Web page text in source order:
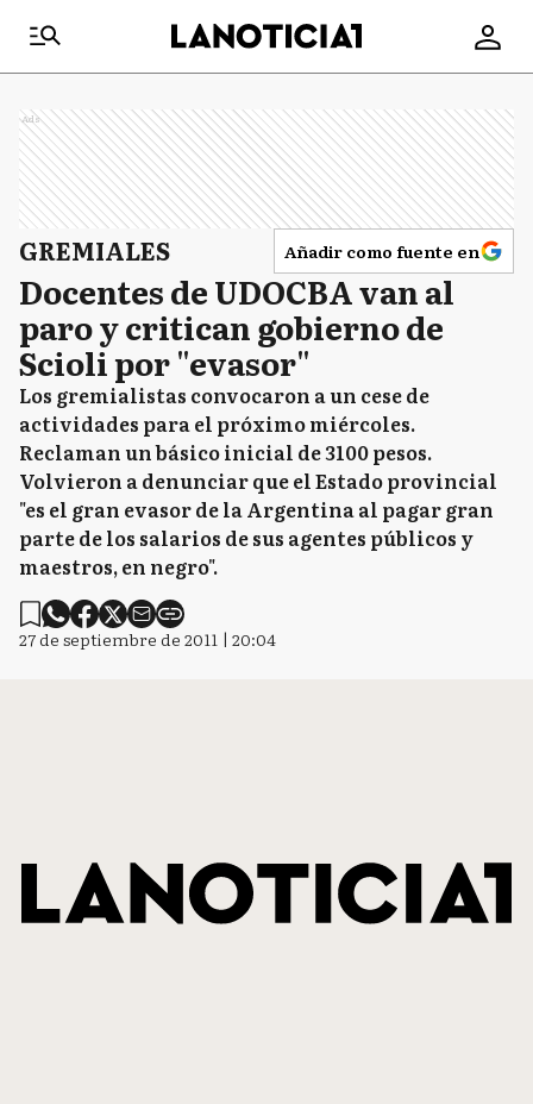
Ads
GREMIALES Añadir como fuente en
Docentes de UDOCBA van al
paro y critican gobierno de
Scioli por "evasor"
Los gremialistas convocaron a un cese de
actividades para el próximo miércoles.
Reclaman un básico inicial de 3100 pesos.
Volvieron a denunciar que el Estado provincial
"es el gran evasor de la Argentina al pagar gran
parte de los salarios de sus agentes públicos y
maestros, en negro".
27 de septiembre de 2011 | 20:04